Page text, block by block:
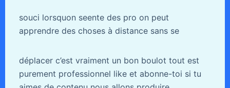
souci lorsquon seente des pro on peut
apprendre des choses à distance sans se
déplacer c’est vraiment un bon boulot tout est
purement professionnel like et abonne-toi si tu